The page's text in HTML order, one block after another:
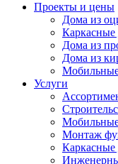
Проекты и цены
Дома из
Каркасные
Дома из
Дома из
Услуги
Монтаж